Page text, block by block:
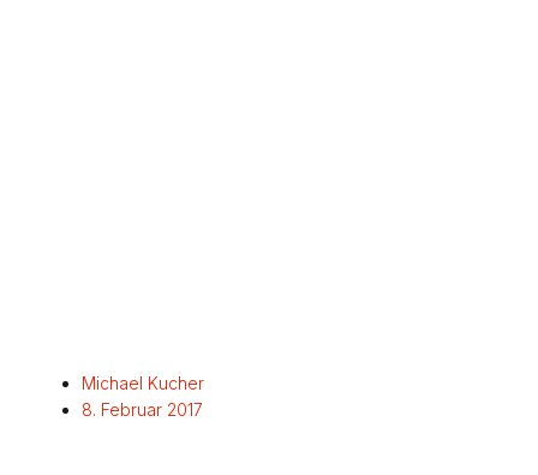
Michael Kucher
8. Februar 2017